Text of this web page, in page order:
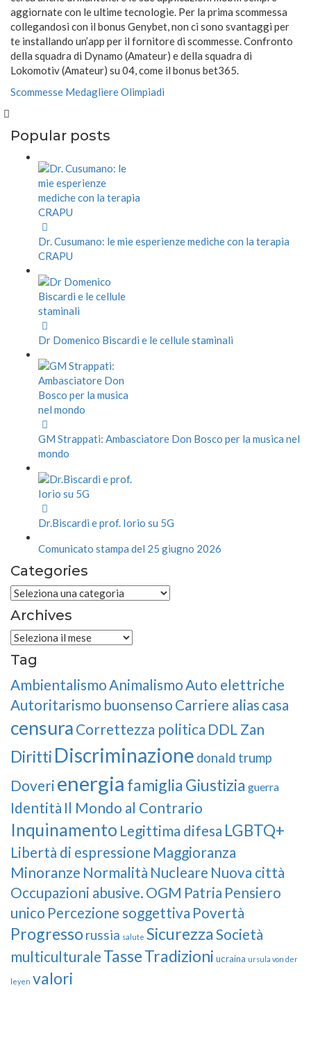
aggiornate con le ultime tecnologie. Per la prima scommessa
collegandosi con il bonus Genybet, non ci sono svantaggi per
te installando un’app per il fornitore di scommesse. Confronto
della squadra di Dynamo (Amateur) e della squadra di
Lokomotiv (Amateur) su 04, come il bonus bet365.
Scommesse Medagliere Olimpiadi
Popular posts
Dr. Cusumano: le mie esperienze mediche con la terapia
CRAPU
Dr Domenico Biscardi e le cellule staminali
GM Strappati: Ambasciatore Don Bosco per la musica nel
mondo
Dr.Biscardi e prof. Iorio su 5G
Comunicato stampa del 25 giugno 2026
Categories
Categories
Archives
Archives
Tag
AmbientalismoAnimalismoAuto elettriche
Autoritarismo buonsenso Carriere alias casa
censura Correttezza politica DDL Zan
Diritti Discriminazione donald trump
Doveri energia famiglia Giustizia guerra
Identità Il Mondo al Contrario
Inquinamento Legittima difesa LGBTQ+
Libertà di espressione Maggioranza
Minoranze Normalità Nucleare Nuova città
Occupazioni abusive. OGM Patria Pensiero
unico Percezione soggettiva Povertà
Progresso russia salute Sicurezza Società
multiculturale TasseTradizioni ucraina ursula von der
leyen valori